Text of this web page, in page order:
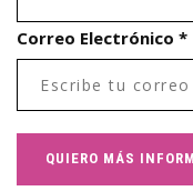
Correo Electrónico *